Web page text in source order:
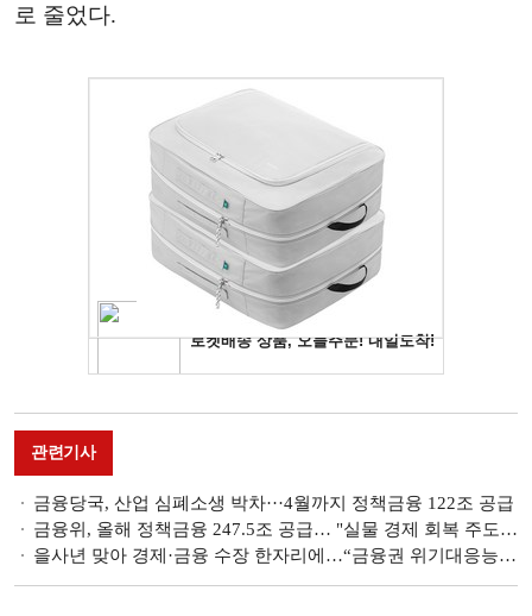
로 줄었다.
관련기사
금융당국, 산업 심폐소생 박차···4월까지 정책금융 122조 공급
금융위, 올해 정책금융 247.5조 공급… "실물 경제 회복 주도" [2025 금융위 업무계획]
을사년 맞아 경제·금융 수장 한자리에…“금융권 위기대응능력·정책금융 강화 필요” [2025 범금융 신년회]